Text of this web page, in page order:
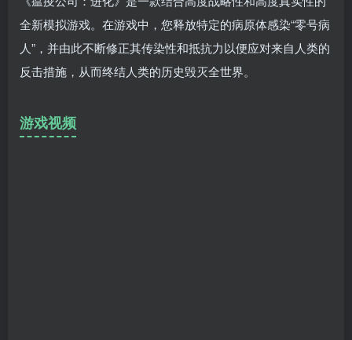
全新模拟游戏。在游戏中，您释放特定的病原体感染“零号病
人”，并由此不断修正其传染性和抵抗力以便应对来自人类的
反击措施，从而终结人类的历史毁灭全世界。
游戏视频